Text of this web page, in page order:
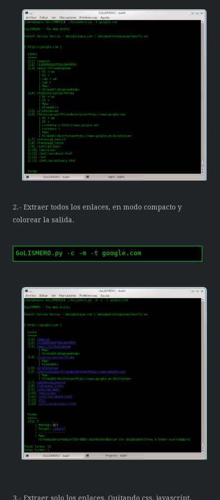
2.- Extraer todos los enlaces, en modo compacto y
colorear la salida.
GoLISMERO.py -c -m -t google.com
3.- Extraer solo los enlaces. Quitando css, javascript,